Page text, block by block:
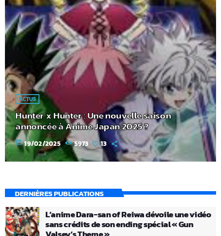
ACTUS
Hunter x Hunter : Une nouvelle saison
annoncée à Anime Japan 2025 ?
today 19/02/2025 5973 13
DERNIÈRES PUBLICATIONS
L’anime Dara-san of Reiwa dévoile une vidéo
sans crédits de son ending spécial « Gun